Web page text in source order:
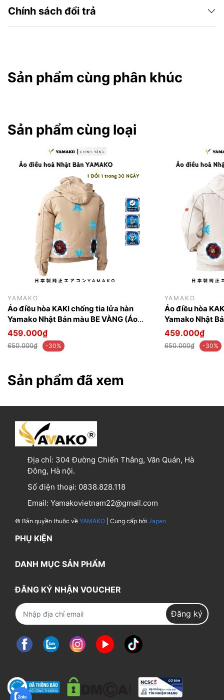
Chính sách đổi trả
Sản phẩm cùng phân khúc
Sản phẩm cùng loại
YAMAKO
Áo điều hòa KAKI chống tia lửa hàn
Yamako Nhật Bản màu BE VÀNG (Áo
bán rời không phụ kiện)
459.000₫
650.000₫ -30%
YAMAKO
Áo điều hòa
Yamako Nhật
MÀU TRẮNG
459.000₫
650.000₫ -30%
Sản phẩm đã xem
Địa chỉ: 304 Đường Chiến Thắng, Văn Quán, Hà
Đông, Hà nội.
Số điện thoại: 0838.828.118
Email: Yamakovietnam22@gmail.com
© Bản quyền thuộc về YAMAKO | Cung cấp bởi Japan
PHỤ KIỆN
DANH MỤC SẢN PHẨM
ĐĂNG KÝ NHẬN VOUCHER
Đăng ký